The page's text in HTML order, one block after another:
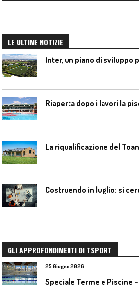
LE ULTIME NOTIZIE
Riaperta dopo i lavori la
La riqualificazione del
Costruendo in luglio: si
GLI APPROFONDIMENTI DI TSPORT
25 Giugno 2026